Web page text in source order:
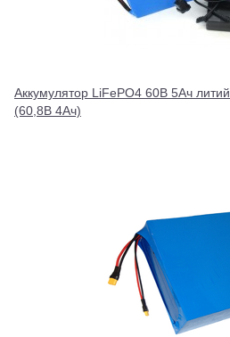
Аккумулятор LiFePO4 60В 5Ач
(60,8В 4Ач)